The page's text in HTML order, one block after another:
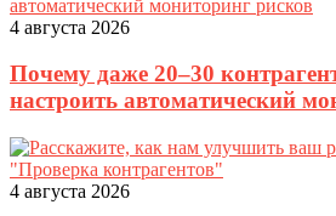
4 августа 2026
Почему даже 20–30
настроить автоматический
4 августа 2026